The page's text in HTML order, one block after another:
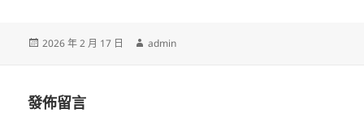
發
2026 年 2 月 17 日
作
admin
發佈留言